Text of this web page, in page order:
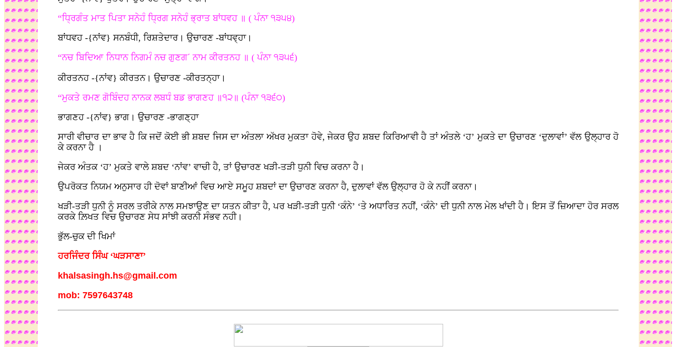
“ਧ੍ਰਿਗੰਤ ਮਾਤ ਪਿਤਾ ਸਨੇਹੰ ਧ੍ਰਿਗ ਸਨੇਹੰ ਭ੍ਰਾਤ ਬਾਂਧਵਹ ॥ ( ਪੰਨਾ ੧੩੫੪)
ਬਾਂਧਵਹ -{ਨਾਂਵ} ਸਨਬੰਧੀ, ਰਿਸ਼ਤੇਦਾਰ। ਉਚਾਰਣ -ਬਾਂਧਵ੍ਹਾ।
“ਨਚ ਬਿਦਿਆ ਨਿਧਾਨ ਨਿਗਮੰ ਨਚ ਗੁਣਗ´ ਨਾਮ ਕੀਰਤਨਹ ॥ ( ਪੰਨਾ ੧੩੫੬)
ਕੀਰਤਨਹ -{ਨਾਂਵ} ਕੀਰਤਨ। ਉਚਾਰਣ -ਕੀਰਤਨ੍ਹਾ।
“ਮੁਕਤੇ ਰਮਣ ਗੋਬਿੰਦਹ ਨਾਨਕ ਲਬਧੰ ਬਡ ਭਾਗਣਹ ॥੧੨॥ (ਪੰਨਾ ੧੩੬੦)
ਭਾਗਣਹ -{ਨਾਂਵ} ਭਾਗ। ਉਚਾਰਣ -ਭਾਗਣ੍ਹਾ
ਸਾਰੀ ਵੀਚਾਰ ਦਾ ਭਾਵ ਹੈ ਕਿ ਜਦੋਂ ਕੋਈ ਭੀ ਸ਼ਬਦ ਜਿਸ ਦਾ ਅੰਤਲਾ ਅੱਖਰ ਮੁਕਤਾ ਹੋਵੇ, ਜੇਕਰ ਉਹ ਸ਼ਬਦ ਕਿਰਿਆਵੀ ਹੈ ਤਾਂ ਅੰਤਲੇ ‘ਹ’ ਮੁਕਤੇ ਦਾ ਉਚਾਰਣ ‘ਦੁਲਾਵਾਂ’ ਵੱਲ ਉਲ੍ਹਾਰ ਹੋ
ਕੇ ਕਰਨਾ ਹੈ ।
ਜੇਕਰ ਅੰਤਕ ‘ਹ’ ਮੁਕਤੇ ਵਾਲੇ ਸ਼ਬਦ ‘ਨਾਂਵ’ ਵਾਚੀ ਹੈ, ਤਾਂ ਉਚਾਰਣ ਖੜੀ-ਤੜੀ ਧੁਨੀ ਵਿਚ ਕਰਨਾ ਹੈ।
ਉਪਰੋਕਤ ਨਿਯਮ ਅਨੁਸਾਰ ਹੀ ਦੋਵਾਂ ਬਾਣੀਆਂ ਵਿਚ ਆਏ ਸਮੂਹ ਸ਼ਬਦਾਂ ਦਾ ਉਚਾਰਣ ਕਰਨਾ ਹੈ, ਦੁਲਾਵਾਂ ਵੱਲ ਉਲ੍ਹਾਰ ਹੋ ਕੇ ਨਹੀਂ ਕਰਨਾ।
ਖੜੀ-ਤੜੀ ਧੁਨੀ ਨੂੰ ਸਰਲ ਤਰੀਕੇ ਨਾਲ ਸਮਝਾਉਣ ਦਾ ਯਤਨ ਕੀਤਾ ਹੈ, ਪਰ ਖੜੀ-ਤੜੀ ਧੁਨੀ ‘ਕੰਨੇ’ ‘ਤੇ ਅਧਾਰਿਤ ਨਹੀਂ, ‘ਕੰਨੇ’ ਦੀ ਧੁਨੀ ਨਾਲ ਮੇਲ ਖਾਂਦੀ ਹੈ। ਇਸ ਤੋਂ ਜ਼ਿਆਦਾ ਹੋਰ ਸਰਲ
ਕਰਕੇ ਲ਼ਿਖਤ ਵਿਚ ਉਚਾਰਣ ਸੇਧ ਸਾਂਝੀ ਕਰਨੀ ਸੰਭਵ ਨਹੀ।
ਭੁੱਲ-ਚੁਕ ਦੀ ਖਿਮਾਂ
ਹਰਜਿੰਦਰ ਸਿੰਘ ‘ਘੜਸਾਣਾ’
khalsasingh.hs@gmail.com
mob: 7597643748